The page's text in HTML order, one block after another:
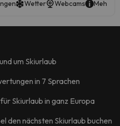
Wetter Webcams Mehr
um Skiurlaub
in 7 Sprachen
Skiurlaub in ganz Europa
den nächsten Skiurlaub buchen